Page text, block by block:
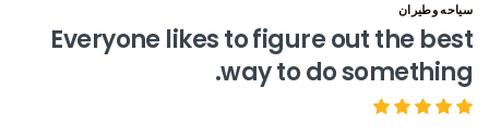
سياحه وطيران
Everyone likes to figure out the best
way to do something.